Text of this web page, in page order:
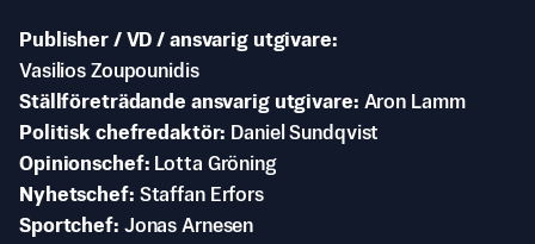
Publisher / VD / ansvarig utgivare
Vasilios Zoupounidis
Ställföreträdande ansvarig utgivare Aron Lamm
Politisk chefredaktör
Daniel Sundqvist
Opinionschef
Lotta Gröning
Nyhetschef Staffan Erfors
Sportchef Jonas Arnesen